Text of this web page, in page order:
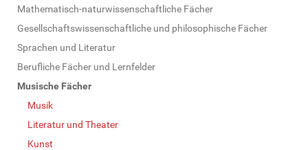
Mathematisch-naturwissenschaftliche Fächer
Gesellschaftswissenschaftliche und philosophische Fächer
Sprachen und Literatur
Berufliche Fächer und Lernfelder
Musische Fächer
Musik
Literatur und Theater
Kunst